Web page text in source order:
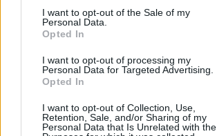
consent section.
I want to opt-out of the Sale of my
Personal Data.
Opted In
I want to opt-out of processing my
Personal Data for Targeted Advertising.
Opted In
I want to opt-out of Collection, Use,
Retention, Sale, and/or Sharing of my
Personal Data that Is Unrelated with the